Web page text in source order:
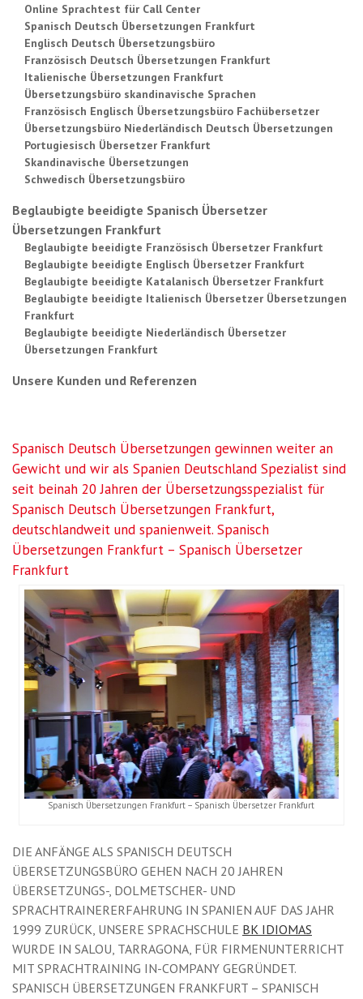
Online Sprachtest für Call Center
Spanisch Deutsch Übersetzungen Frankfurt
Englisch Deutsch Übersetzungsbüro
Französisch Deutsch Übersetzungen Frankfurt
Italienische Übersetzungen Frankfurt
Übersetzungsbüro skandinavische Sprachen
Französisch Englisch Übersetzungsbüro Fachübersetzer
Übersetzungsbüro Niederländisch Deutsch Übersetzungen
Portugiesisch Übersetzer Frankfurt
Skandinavische Übersetzungen
Schwedisch Übersetzungsbüro
Beglaubigte beeidigte Spanisch Übersetzer
Übersetzungen Frankfurt
Beglaubigte beeidigte Französisch Übersetzer Frankfurt
Beglaubigte beeidigte Englisch Übersetzer Frankfurt
Beglaubigte beeidigte Katalanisch Übersetzer Frankfurt
Beglaubigte beeidigte Italienisch Übersetzer Übersetzungen
Frankfurt
Beglaubigte beeidigte Niederländisch Übersetzer
Übersetzungen Frankfurt
Unsere Kunden und Referenzen
Spanisch Deutsch Übersetzungen gewinnen weiter an
Gewicht und wir als Spanien Deutschland Spezialist sind
seit beinah 20 Jahren der Übersetzungsspezialist für
Spanisch Deutsch Übersetzungen Frankfurt,
deutschlandweit und spanienweit. Spanisch
Übersetzungen Frankfurt – Spanisch Übersetzer
Frankfurt
Spanisch Übersetzungen Frankfurt – Spanisch Übersetzer Frankfurt
DIE ANFÄNGE ALS SPANISCH DEUTSCH
ÜBERSETZUNGSBÜRO GEHEN NACH 20 JAHREN
ÜBERSETZUNGS-, DOLMETSCHER- UND
SPRACHTRAINERERFAHRUNG IN SPANIEN AUF DAS JAHR
1999 ZURÜCK, UNSERE SPRACHSCHULE BK IDIOMAS
WURDE IN SALOU, TARRAGONA, FÜR FIRMENUNTERRICHT
MIT SPRACHTRAINING IN-COMPANY GEGRÜNDET.
SPANISCH ÜBERSETZUNGEN FRANKFURT – SPANISCH